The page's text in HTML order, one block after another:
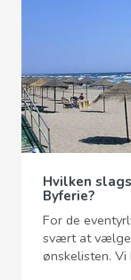
Hvilken
Byferie?
For de
svært at vælge
ønskelisten.